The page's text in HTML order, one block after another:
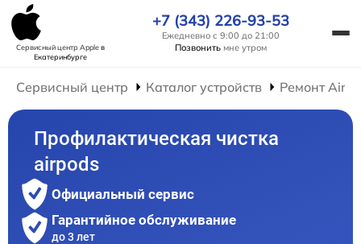
Сервисный центр Appleв
Екатеринбурге
+7 (343) 226-93-53
Ежедневно с 9:00 до 21:00
Позвонить мне утром
Сервисный центр Каталог устройств Ремонт
Профилактическая чистка
airpods
Официальный сервис
Гарантийное обслуживание
до 3 лет